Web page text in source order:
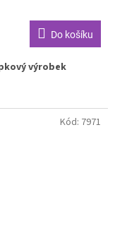
Do košíku
výrobek
Kód: 7971